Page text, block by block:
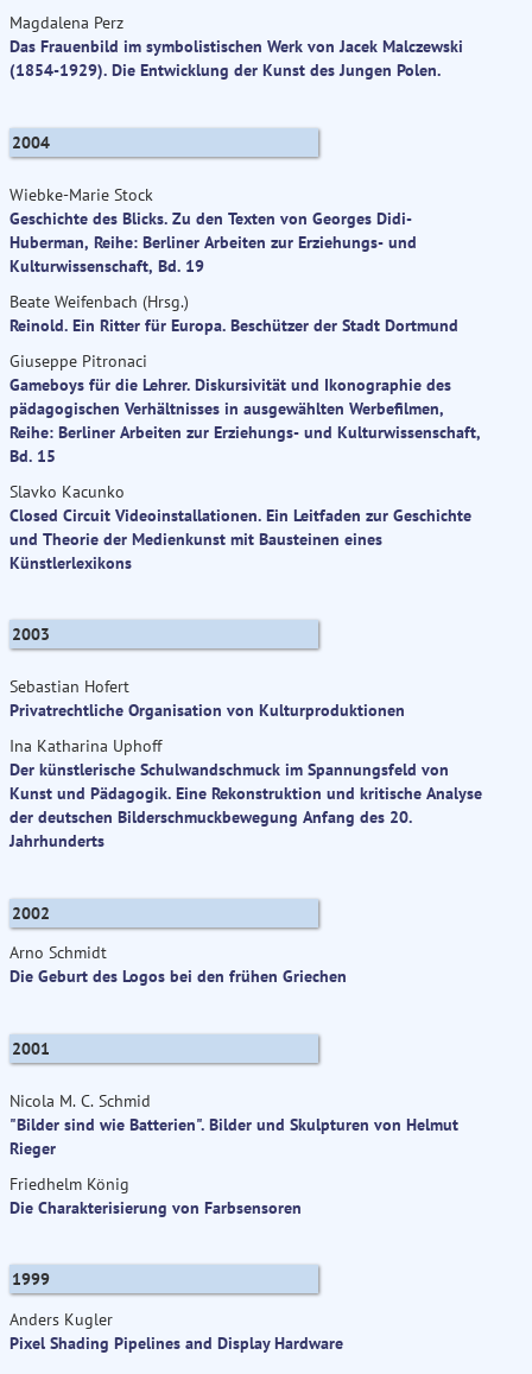
Magdalena Perz
Das Frauenbild im symbolistischen Werk von Jacek Malczewski
(1854-1929). Die Entwicklung der Kunst des Jungen Polen.
2004
Wiebke-Marie Stock
Geschichte des Blicks. Zu den Texten von Georges Didi-
Huberman, Reihe: Berliner Arbeiten zur Erziehungs- und
Kulturwissenschaft, Bd. 19
Beate Weifenbach (Hrsg.)
Reinold. Ein Ritter für Europa. Beschützer der Stadt Dortmund
Giuseppe Pitronaci
Gameboys für die Lehrer. Diskursivität und Ikonographie des
pädagogischen Verhältnisses in ausgewählten Werbefilmen,
Reihe: Berliner Arbeiten zur Erziehungs- und Kulturwissenschaft,
Bd. 15
Slavko Kacunko
Closed Circuit Videoinstallationen. Ein Leitfaden zur Geschichte
und Theorie der Medienkunst mit Bausteinen eines
Künstlerlexikons
2003
Sebastian Hofert
Privatrechtliche Organisation von Kulturproduktionen
Ina Katharina Uphoff
Der künstlerische Schulwandschmuck im Spannungsfeld von
Kunst und Pädagogik. Eine Rekonstruktion und kritische Analyse
der deutschen Bilderschmuckbewegung Anfang des 20.
Jahrhunderts
2002
Arno Schmidt
Die Geburt des Logos bei den frühen Griechen
2001
Nicola M. C. Schmid
"Bilder sind wie Batterien". Bilder und Skulpturen von Helmut
Rieger
Friedhelm König
Die Charakterisierung von Farbsensoren
1999
Anders Kugler
Pixel Shading Pipelines and Display Hardware